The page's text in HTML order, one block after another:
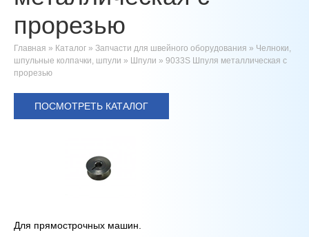
прорезью
Главная » Каталог » Запчасти для швейного оборудования » Челноки,
шпульные колпачки, шпули » Шпули » 9033S Шпуля металлическая с
прорезью
ПОСМОТРЕТЬ КАТАЛОГ
Для прямострочных машин.